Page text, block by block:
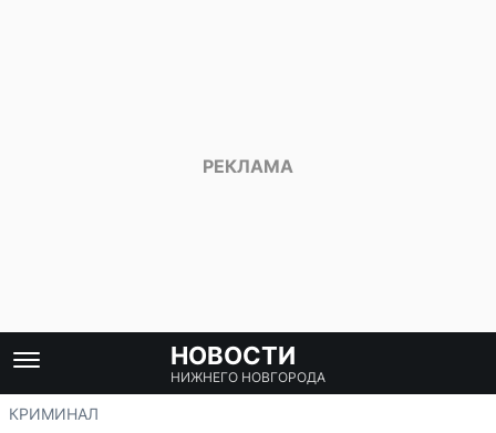
НОВОСТИ
НИЖНЕГО НОВГОРОДА
КРИМИНАЛ